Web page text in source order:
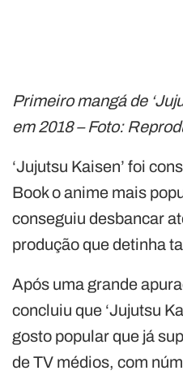
Primeiro mangá de
em 2018 – Foto:
‘Jujutsu Kaisen’ foi
Book o anime mais
conseguiu desbancar
produção que detinha
Após uma grande
concluiu que ‘Jujutsu
gosto popular que já
de TV médios, com